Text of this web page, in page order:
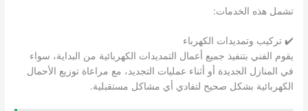
تشمل هذه الخدمات:
✔️ تركيب وتمديدات الكهرباء
يقوم الفني بتنفيذ جميع أعمال التمديدات الكهربائية من البداية، سواء
في المنازل الجديدة أو أثناء عمليات التجديد، مع مراعاة توزيع الأحمال
الكهربائية بشكل صحيح لتفادي أي مشاكل مستقبلية.